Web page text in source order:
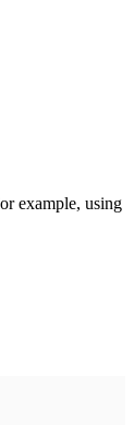
example, using